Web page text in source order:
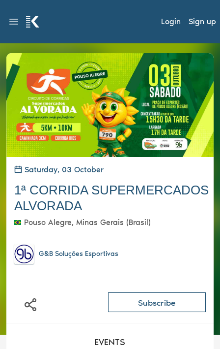
Login Sign up
Saturday, 03 October
1ª CORRIDA SUPERMERCADOS
ALVORADA
Pouso Alegre, Minas Gerais (Brasil)
G&B Soluções Esportivas
Subscribe
EVENTS